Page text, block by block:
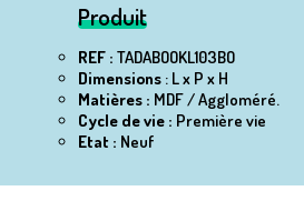
Produit
REF : TADABOOKL103BO
Dimensions: L x P x H
Matières : MDF / Aggloméré.
Cycle de vie : Première vie
Etat : Neuf